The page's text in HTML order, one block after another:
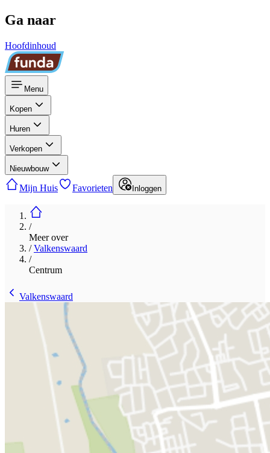
Ga naar
Hoofdinhoud
Menu
Kopen
Huren
Verkopen
Nieuwbouw
Mijn Huis Favorieten Inloggen
/
Meer over
/Valkenswaard
/
Centrum
Valkenswaard